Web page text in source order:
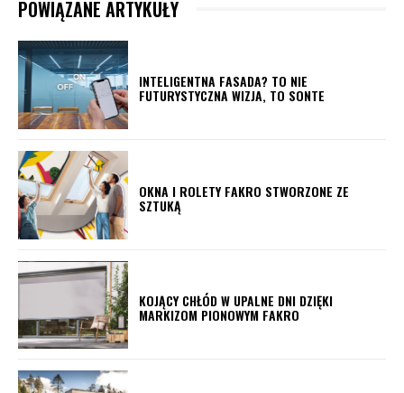
POWIĄZANE ARTYKUŁY
INTELIGENTNA FASADA? TO NIE
FUTURYSTYCZNA WIZJA, TO SONTE
OKNA I ROLETY FAKRO STWORZONE ZE
SZTUKĄ
KOJĄCY CHŁÓD W UPALNE DNI DZIĘKI
MARKIZOM PIONOWYM FAKRO